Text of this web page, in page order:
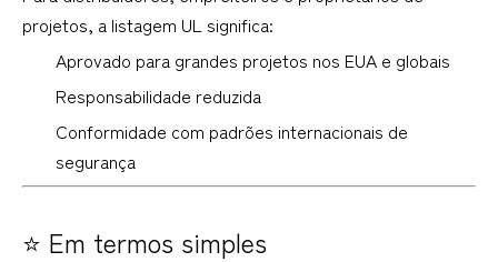
projetos, a listagem UL significa:
Aprovado para grandes projetos nos EUA e globais
Responsabilidade reduzida
Conformidade com padrões internacionais de
segurança
⭐ Em termos simples